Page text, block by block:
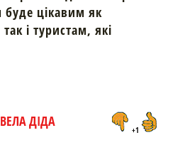
буде цікавим як
і туристам, які
ДІДА
+1